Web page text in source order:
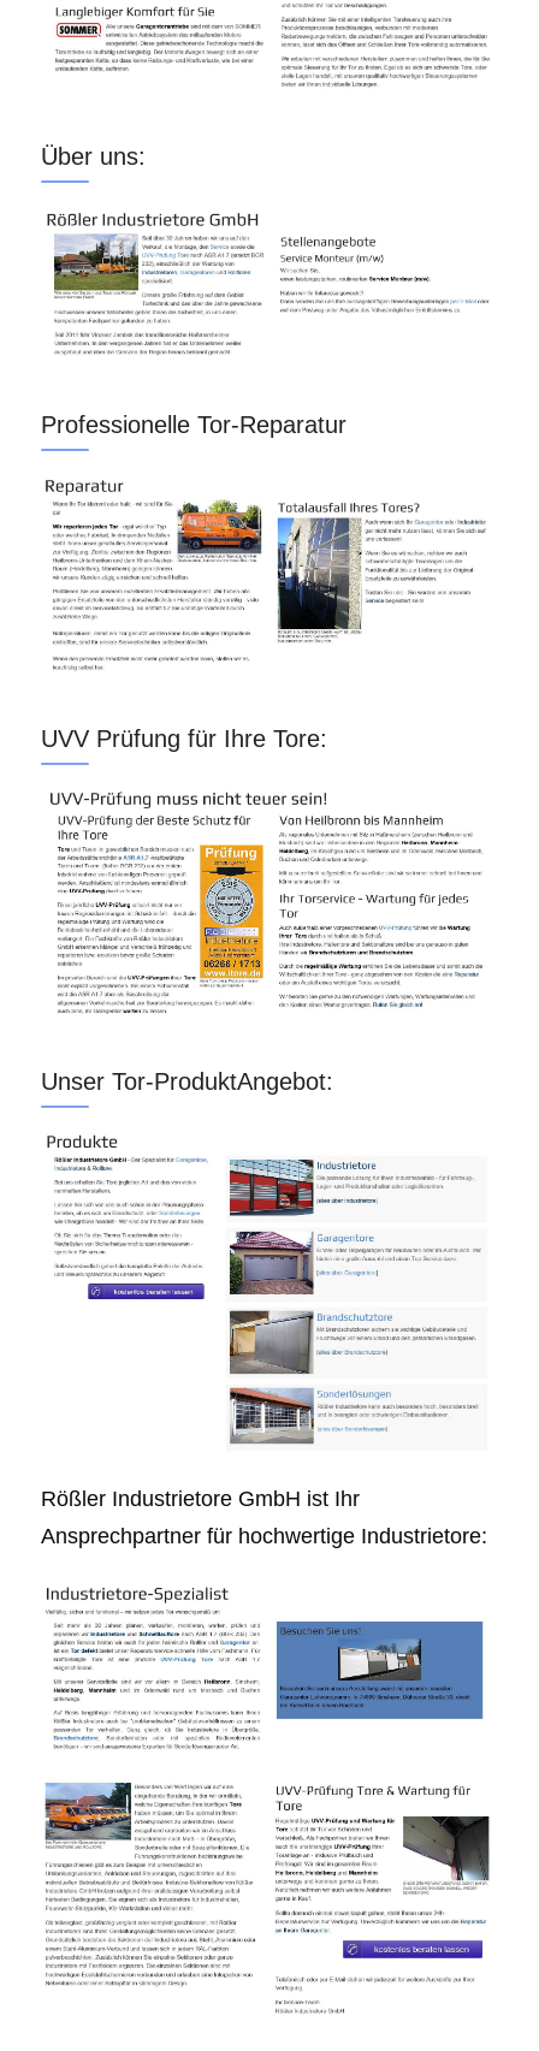
Über uns:
Professionelle Tor-Reparatur
UVV Prüfung für Ihre Tore:
Unser Tor-ProduktAngebot:
Rößler Industrietore GmbH ist Ihr
Ansprechpartner für hochwertige Industrietore: